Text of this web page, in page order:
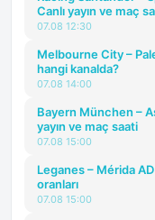
Canlı yayın ve maç
07.08 12:30
Melbourne City –
hangi kanalda?
07.08 14:00
Bayern München –
yayın ve maç saati
07.08 15:00
Leganes – Mérida
oranları
07.08 15:00